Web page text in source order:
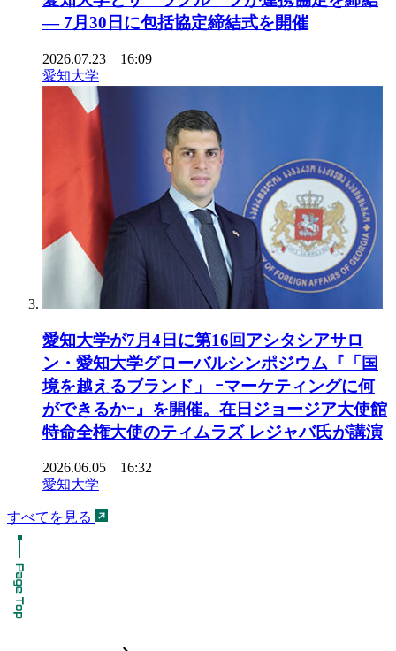
― 7月30日に包括協定締結式を開催
2026.07.23 16:09
愛知大学
愛知大学が7月4日に第16回アシタシアサロ
ン・愛知大学グローバルシンポジウム『「国
境を越えるブランド」 ｰマーケティングに何
ができるかｰ』を開催。在日ジョージア大使館
特命全権大使のティムラズ レジャバ氏が講演
2026.06.05 16:32
愛知大学
すべてを見る